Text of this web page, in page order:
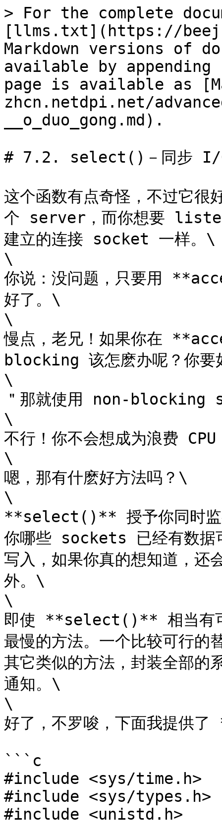
> For the complete
[llms.txt](https://
Markdown versions of
available by
page is available as
zhcn.netdpi.net/
__o_duo_gong.md).
# 7.2. select()－同步 I/
这个函数有点奇怪，不过它很
个 server，而你想要 listen
建立的连接 socket 一样。\
\
你说：没问题，只要用
好了。\
\
慢点，老兄！如果你在
blocking 该怎麽办呢？你
\
＂那就使用 non-blocking
\
不行！你不会想成为浪费
\
嗯，那有什麽好方法吗？\
\
**select()** 授予你同时监
你哪些 sockets 已经有数据
写入，如果你真的想知道，
外。\
\
即使 **select()** 相当有
最慢的方法。一个比较可
其它类似的方法，封装全部
通知。\
\
好了，不罗唆，下面我提
```c
#include <sys/time.h>
#include <sys/types.h>
#include <unistd.h>